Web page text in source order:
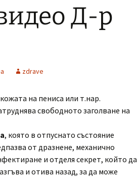
Д-р
zdrave
на пениса или т.нар.
свободното заголване на
, която в отпуснато състояние
от дразнене, механично
и отделя секрет, който да
и отива назад, за да може